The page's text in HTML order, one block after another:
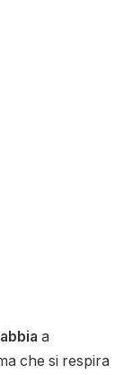
a
che si respira